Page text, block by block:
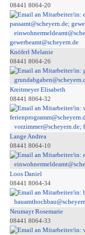
08441 8064-20
gewerbeamt@scheyern.de
Knöferl Melanie
08441 8064-26
Kreitmeyer Elisabeth
08441 8064-32
vorzimmer@scheyern.de;
Lange Andrea
08441 8064-10
Loos Daniel
08441 8064-34
Neumayr Rosemarie
08441 8064-33